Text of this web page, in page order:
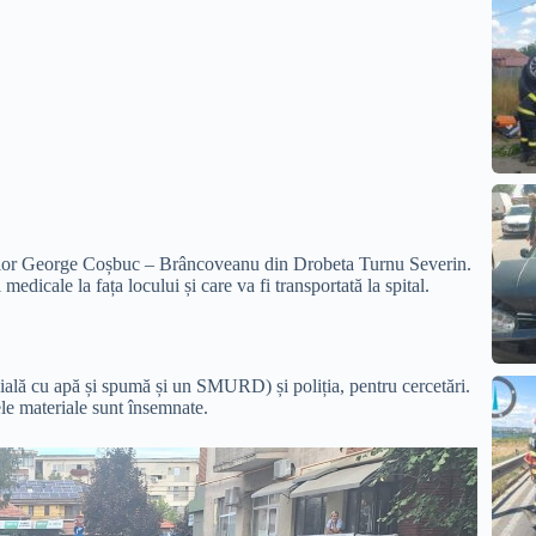
George Coșbuc – Brâncoveanu din Drobeta Turnu Severin.
la fața locului și care va fi transportată la spital.
cu apă și spumă și un SMURD) și poliția, pentru cercetări.
materiale sunt însemnate.